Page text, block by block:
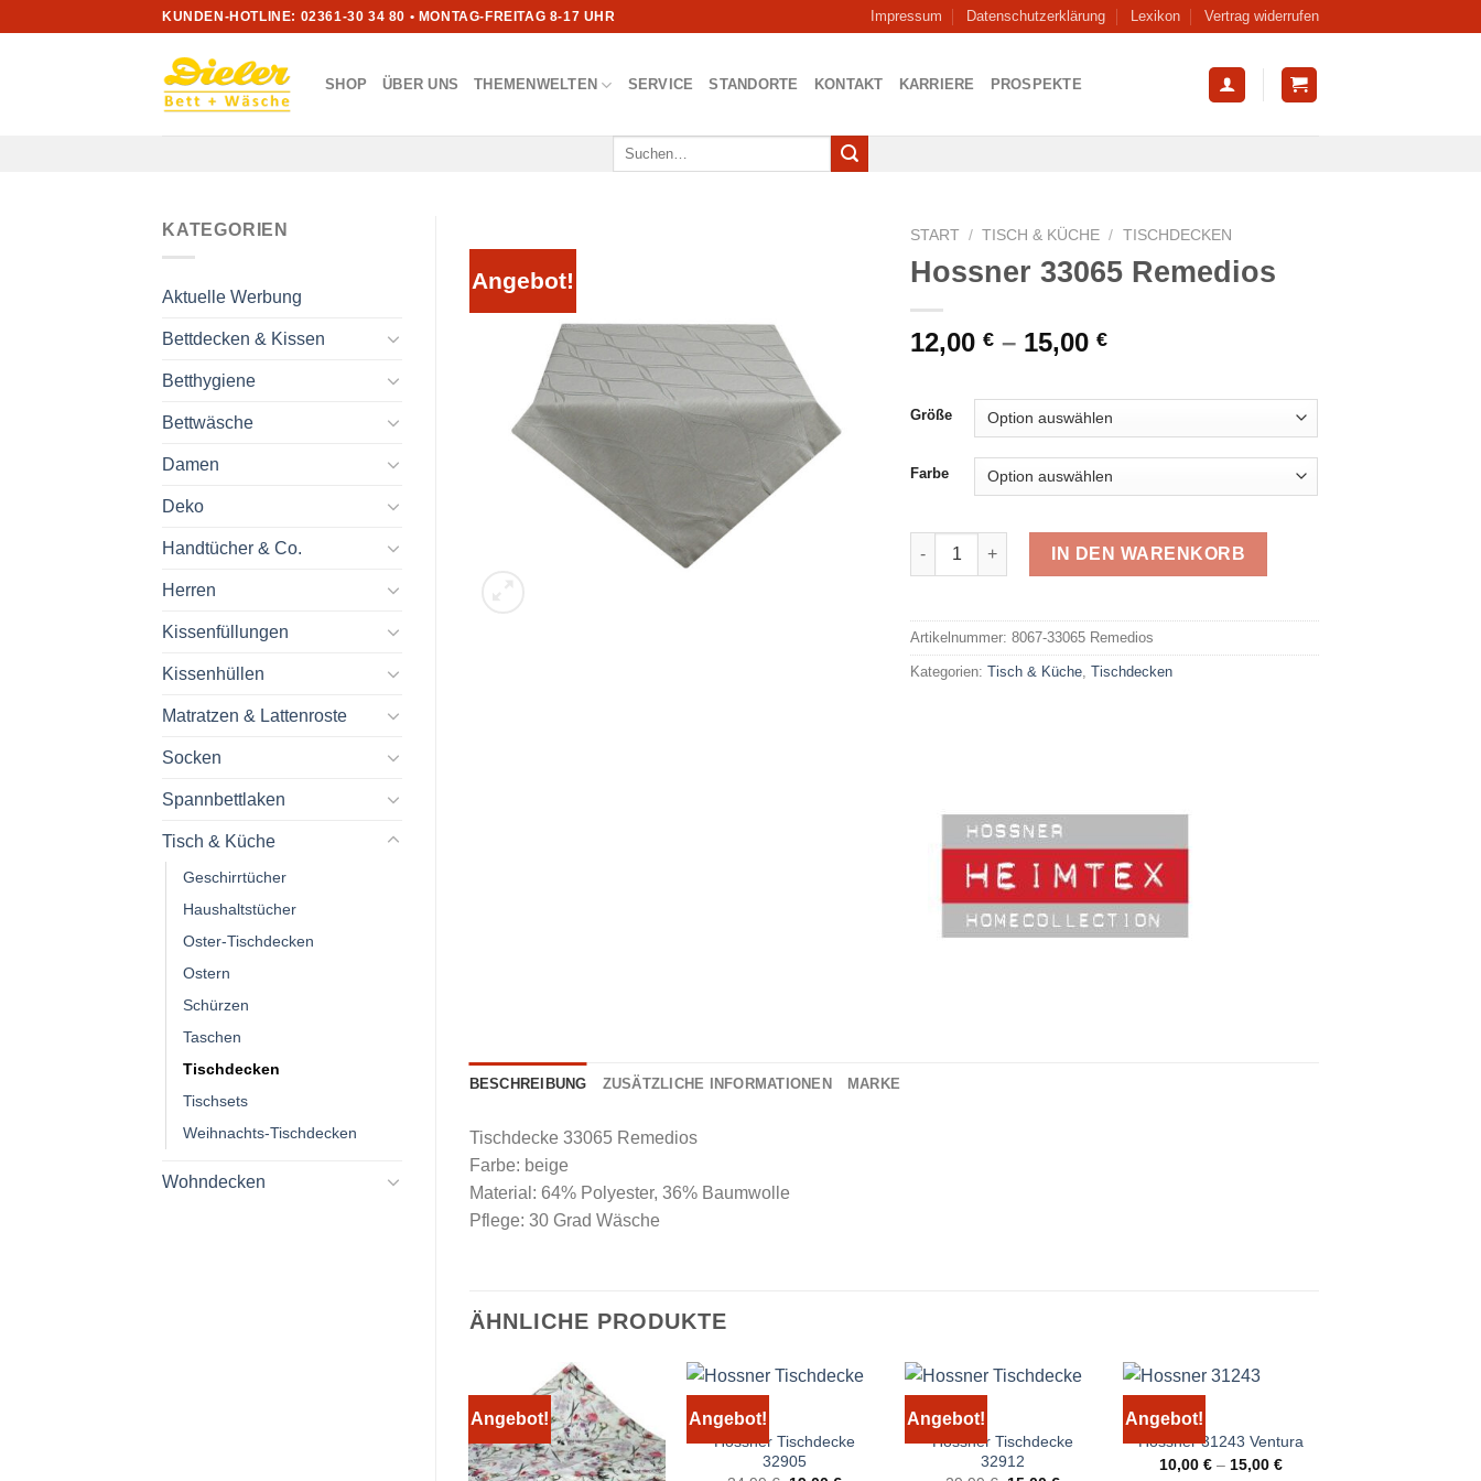
KUNDEN-HOTLINE: 02361-30 34 80 • MONTAG-FREITAG 8-17 UHR Impressum Datenschutzerklärung Lexikon Vertrag widerrufen
SHOP ÜBER UNS THEMENWELTEN SERVICE STANDORTE KONTAKT KARRIERE PROSPEKTE
Suchen
KATEGORIEN
Aktuelle Werbung
Bettdecken & Kissen
Betthygiene
Bettwäsche
Damen
Deko
Handtücher & Co.
Herren
Kissenfüllungen
Kissenhüllen
Matratzen & Lattenroste
Socken
Spannbettlaken
Tisch & Küche
Geschirrtücher
Haushaltstücher
Oster-Tischdecken
Ostern
Schürzen
Taschen
Tischdecken
Tischsets
Weihnachts-Tischdecken
Wohndecken
Angebot!
START / TISCH & KÜCHE / TISCHDECKEN
Hossner 33065 Remedios
12,00€ – 15,00€
Größe
Farbe
Hossner 33065 Remedios Menge
IN DEN WARENKORB
Artikelnummer:8067-33065 Remedios
Kategorien:Tisch & Küche ,Tischdecken
BESCHREIBUNG ZUSÄTZLICHE INFORMATIONEN MARKE
Tischdecke 33065 Remedios
Farbe: beige
Material: 64% Polyester, 36% Baumwolle
Pflege: 30 Grad Wäsche
ÄHNLICHE PRODUKTE
Angebot! Angebot!
Hossner Tischdecke
32905
Angebot!
Hossner Tischdecke
32912
Angebot!
Hossner 31243 Ventura
10,00€ – 15,00€